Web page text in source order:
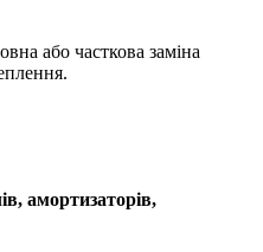
або часткова заміна
амортизаторів,